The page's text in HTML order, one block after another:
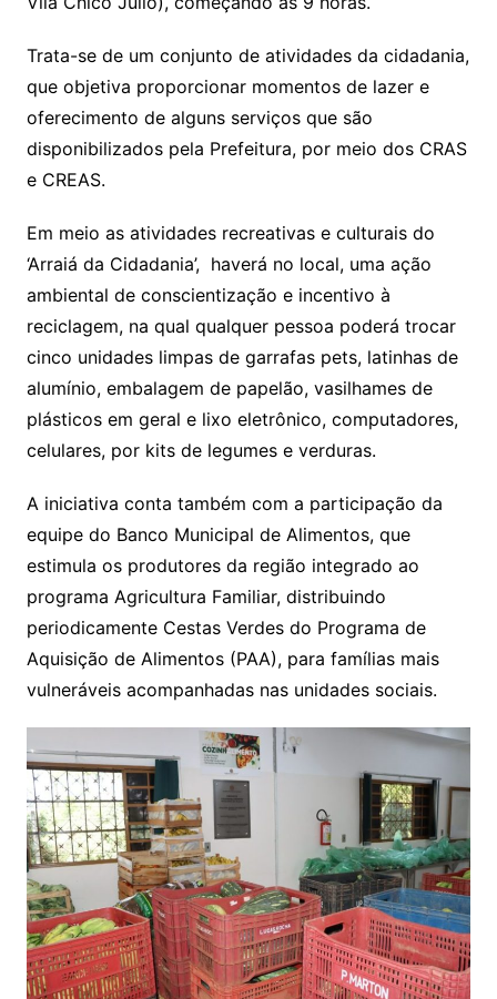
Trata-se de um conjunto de atividades da cidadania,
que objetiva proporcionar momentos de lazer e
oferecimento de alguns serviços que são
disponibilizados pela Prefeitura, por meio dos CRAS
e CREAS.
Em meio as atividades recreativas e culturais do
‘Arraiá da Cidadania’, haverá no local, uma ação
ambiental de conscientização e incentivo à
reciclagem, na qual qualquer pessoa poderá trocar
cinco unidades limpas de garrafas pets, latinhas de
alumínio, embalagem de papelão, vasilhames de
plásticos em geral e lixo eletrônico, computadores,
celulares, por kits de legumes e verduras.
A iniciativa conta também com a participação da
equipe do Banco Municipal de Alimentos, que
estimula os produtores da região integrado ao
programa Agricultura Familiar, distribuindo
periodicamente Cestas Verdes do Programa de
Aquisição de Alimentos (PAA), para famílias mais
vulneráveis acompanhadas nas unidades sociais.